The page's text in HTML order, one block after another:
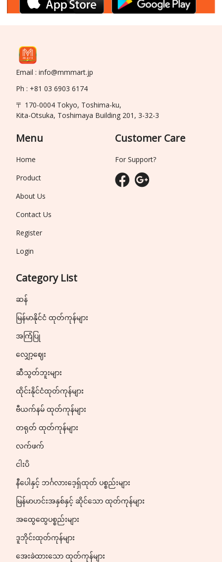
Email : info@mmmart.jp
Ph : +81 03 6903 6174
〒 170-0004 Tokyo, Toshima-ku,
Kita-Otsuka, Toshimaya Building 201, 3-32-3
Menu
Home
Product
About Us
Contact Us
Register
Login
Category List
ဆန်
မြန်မာနိုင်ငံ ထုတ်ကုန်များ
အကြံပြု
လျှော့ဈေး
ဆီသွတ်ဘူးများ
ထိုင်းနိုင်ငံထုတ်ကုန်များ
ဗီယက်နမ် ထုတ်ကုန်များ
တရုတ် ထုတ်ကုန်များ
လက်ဖက်
ငါးပိ
နီပေါနှင့် ဘင်္ဂလားဒေ့ရှ်ထုတ် ပစ္စည်းများ
မြန်မာဟင်းအနှစ်နှင့် ဆိုင်သော ထုတ်ကုန်များ
အထွေထွေပစ္စည်းများ
ဒူဘိုင်းထုတ်ကုန်များ
အေးခဲထားသော ထုတ်ကုန်များ
Customer Care
For Support?